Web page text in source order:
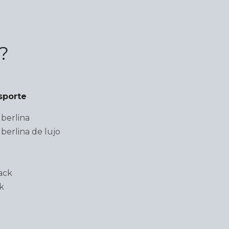
berlina
berlina de lujo